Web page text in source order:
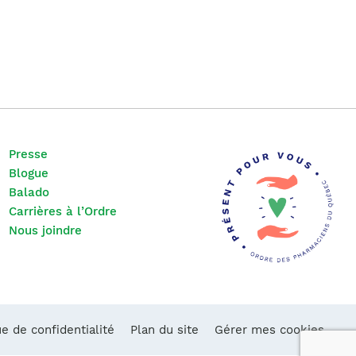
Presse
Blogue
Balado
Carrières à l’Ordre
Nous joindre
de confidentialité Plan du site Gérer mes cookies